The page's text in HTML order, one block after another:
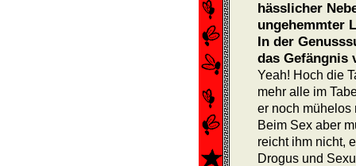
hässlicher
ungehemmter
In der
das Gefängnis
Yeah! Hoch die
mehr alle im
er noch mühelos
Beim Sex aber
reicht ihm nicht,
Drogus und